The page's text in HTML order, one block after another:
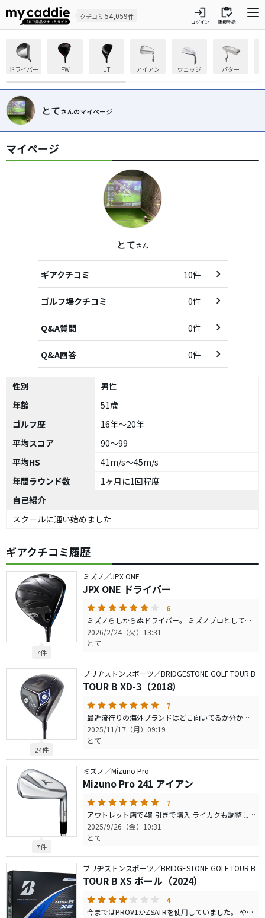
クチコミ 54,059件 login
ログイン
inventory
新規登録
ドライバー FW UT アイアン ウェッジ パター
とてさんのマイページ
マイページ
とてさん
ギアクチコミ 10件
ゴルフ場クチコミ 0件
Q&A質問 0件
Q&A回答 0件
性別
男性
年齢
51歳
ゴルフ歴
16年～20年
平均スコア
90～99
平均HS
41m/s～45m/s
年間ラウンド数
1ヶ月に1回程度
自己紹介
スクールに通い始めました
ギアクチコミ履歴
7件
ミズノ／JPX ONE
JPX ONE ドライバー
6
ミズノらしからぬドライバー。 ミズノプロとしては出せないでしょう。 これは大きく好みが分かれそうです。 削り出しパターをこよなく愛すタイプの人はドライバーにインサート貼るなんて違和感でしか ないでしょう。 チタンフェイスに両面テープでインサート貼る仕様です。 ボヨーンと飛んでいくイメージです。 ミズノファンですが硬派じゃないので購入は見送りました。
2026/2/24（火）13:31
とて
24件
ブリヂストンスポーツ／BRIDGESTONE GOLF TOUR B
TOUR B XD-3（2018）
7
最近流行りの海外ブランドはどこ向いてるか分からない 座りが悪いと言うか、歪んでると言うか、すごい違和感を感じるドライバーが多い中、 スッと構えられる癖のない綺麗な顔が最大の魅力 曲がりにくく、捕まえやすく、飛距離性能最高。 持ってる人見たことないけど、これは最高の一本です。 爆発的に売れても良いはず 松山使ったらめちゃくちゃ売れそう 確実に明器なんで、今なた格安なんで買うべし。 最新は最高ではありませんよ。
2025/11/17（月）09:19
とて
7件
ミズノ／Mizuno Pro
Mizuno Pro 241 アイアン
7
アウトレット店で4割引きで購入 ライカクも調整して頂きました。 以前にmp32を8年程使用していました。 最近のミズノ打感があまり好きでは無かったがこれは良かった。 でも32、67の打感には及ばない。同じ素材で鍛造してるのに何故打感が違うのだろう？ まあでも241はかなり良かった。大きな不満はないのでしばらく使います。
2025/9/26（金）10:31
とて
ブリヂストンスポーツ／BRIDGESTONE GOLF TOUR B
TOUR B XS ボール（2024）
4
今まではPROV1かZSATRを使用していました。 やはり飛距離、スピン性能、打感どれもPROV1が群を抜いて 良いと思いました。弾道も強いしね 思えばタイガーの真似して結果良かった事など一度もなかった な。。。 このボールはちょっとソフト過ぎます 慣れるまでは芯に当たったと勘違いしてしまう。 そういう打感です。 ボール選びはパター時の打感で決めましょう・・・という 有名クラブフィッターさんのTUBEでの助言があったので 確かにパター時のソフトな打感はあったがちょっと 芯が分からないというか手ごたえが分かりづらいと言うか・・ やっぱボールはアイアンでの打感で決める事にします